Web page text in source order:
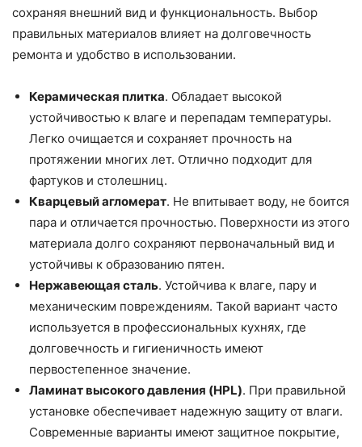
сохраняя внешний вид и функциональность. Выбор
правильных материалов влияет на долговечность
ремонта и удобство в использовании.
Керамическая плитка. Обладает высокой
устойчивостью к влаге и перепадам температуры.
Легко очищается и сохраняет прочность на
протяжении многих лет. Отлично подходит для
фартуков и столешниц.
Кварцевый агломерат. Не впитывает воду, не боится
пара и отличается прочностью. Поверхности из этого
материала долго сохраняют первоначальный вид и
устойчивы к образованию пятен.
Нержавеющая сталь. Устойчива к влаге, пару и
механическим повреждениям. Такой вариант часто
используется в профессиональных кухнях, где
долговечность и гигиеничность имеют
первостепенное значение.
Ламинат высокого давления (HPL). При правильной
установке обеспечивает надежную защиту от влаги.
Современные варианты имеют защитное покрытие,